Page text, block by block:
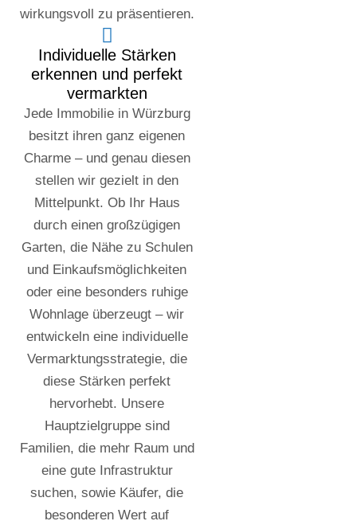
wirkungsvoll zu präsentieren.
Individuelle Stärken
erkennen und perfekt
vermarkten
Jede Immobilie in Würzburg
besitzt ihren ganz eigenen
Charme – und genau diesen
stellen wir gezielt in den
Mittelpunkt. Ob Ihr Haus
durch einen großzügigen
Garten, die Nähe zu Schulen
und Einkaufsmöglichkeiten
oder eine besonders ruhige
Wohnlage überzeugt – wir
entwickeln eine individuelle
Vermarktungsstrategie, die
diese Stärken perfekt
hervorhebt. Unsere
Hauptzielgruppe sind
Familien, die mehr Raum und
eine gute Infrastruktur
suchen, sowie Käufer, die
besonderen Wert auf